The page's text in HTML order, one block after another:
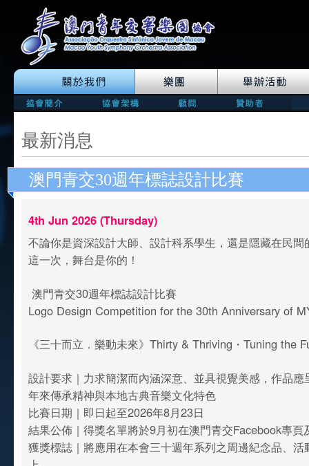
最新消息
澳門青交30週年標誌設計比賽
4th Jun 2026 (Thursday)
不論你是資深設計大師、設計科系學生，還是隱藏在民
這一次，舞台是你的！
澳門青交30週年標誌設計比賽
Logo Design Competition for the 30th Anniversary of
《三十而立．樂動未來》Thirty & Thriving・Tuning the
設計要求｜力求簡潔而內涵深意、並具視覺美感，作品
年來傳承精神與本地古典音樂文化特色
比賽日期｜即日起至2026年8月23日
結果公佈｜得獎名單將於9月初在澳門青交Facebook專
獲獎標誌｜將應用在本會三十週年系列之周邊紀念品、活